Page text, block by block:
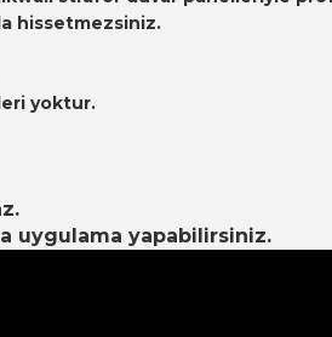
hissetmezsiniz.
yoktur.
uygulama yapabilirsiniz.